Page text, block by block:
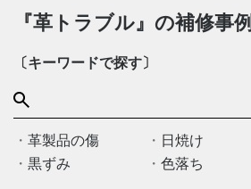
『革トラブル』の補修事例
〔キーワードで探す〕
革製品の傷 日焼け
黒ずみ
色落ち